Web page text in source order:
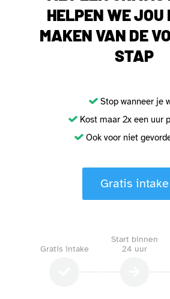
HELPEN WE JOU
MAKEN VAN DE
STAP
Stop wanneer je
Kost maar 2x een uur
Ook voor niet
Gratis intake
Gratis intake
Start binnen
24 uur